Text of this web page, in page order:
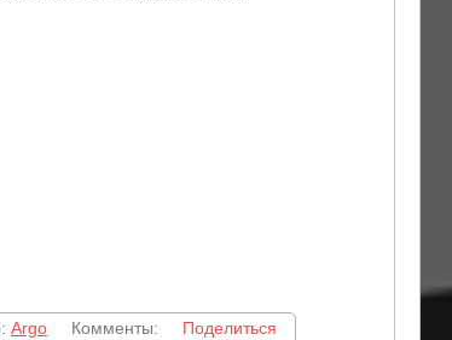
ArgoКомменты: Поделиться